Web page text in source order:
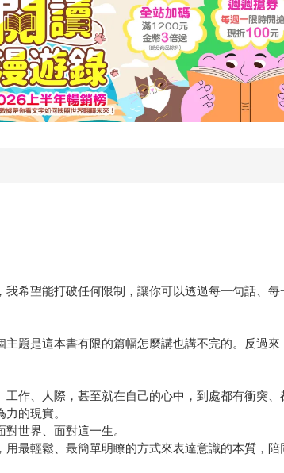
希望能打破任何限制，讓你可以透過每一句話、
題是這本書有限的篇幅怎麼講也講不完的。反過
作、人際，甚至就在自己的心中，到處都有衝突、
的現實。
世界、面對這一生。
最輕鬆、最簡單明瞭的方式來表達意識的本質，